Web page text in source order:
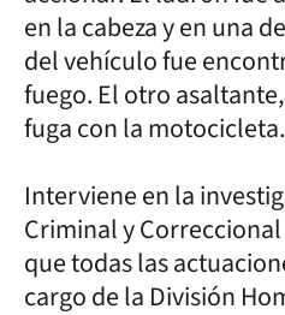
en la cabeza y en una
del vehículo fue
fuego. El otro
fuga con la motocicleta.
Interviene en la
Criminal y Correccional
que todas las
cargo de la División